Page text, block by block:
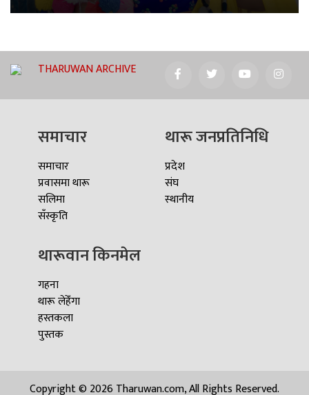
THARUWAN ARCHIVE
समाचार
समाचार
प्रवासमा थारू
सलिमा
सँस्कृति
थारू जनप्रतिनिधि
प्रदेश
संघ
स्थानीय
थारूवान किनमेल
गहना
थारू लेहेँगा
हस्तकला
पुस्तक
Copyright © 2026 Tharuwan.com, All Rights Reserved.